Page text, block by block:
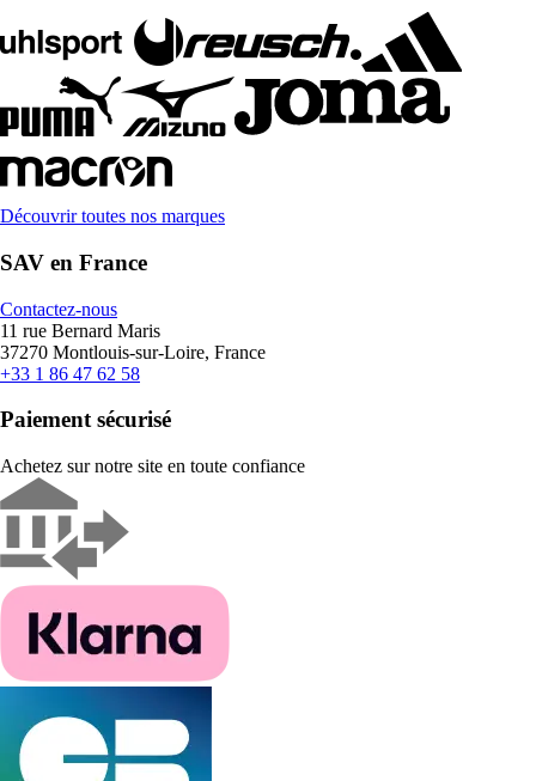
Découvrir toutes nos marques
SAV en France
Contactez-nous
11 rue Bernard Maris
37270 Montlouis-sur-Loire, France
+33 1 86 47 62 58
Paiement sécurisé
Achetez sur notre site en toute confiance